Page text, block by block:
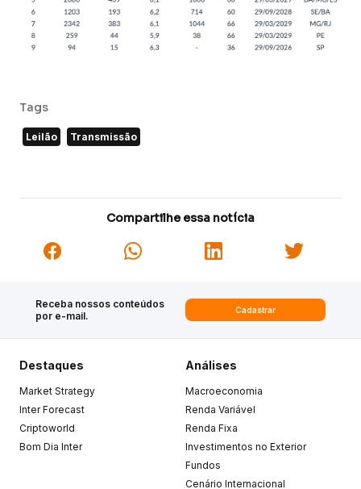
Tags
Leilão Transmissão
Compartilhe essa notícia
Receba nossos conteúdos
por e-mail.
Cadastrar
Destaques
Market Strategy
Inter Forecast
Criptoworld
Bom Dia Inter
Análises
Macroeconomia
Renda Variável
Renda Fixa
Investimentos no Exterior
Fundos
Cenário Internacional